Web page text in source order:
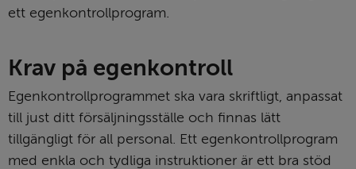
ett egenkontrollprogram.
Krav på egenkontroll
Egenkontrollprogrammet ska vara skriftligt, anpassat
till just ditt försäljnings­ställe och finnas lätt
tillgängligt för all personal. Ett egenkontroll­program
med enkla och tydliga instruktioner är ett bra stöd